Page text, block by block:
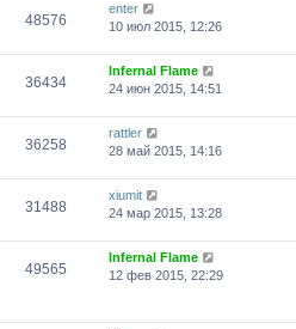
48576
enter
10 июл 2015, 12:26
36434
Infernal Flame
24 июн 2015, 14:51
36258
rattler
28 май 2015, 14:16
31488
xiumit
24 мар 2015, 13:28
49565
Infernal Flame
12 фев 2015, 22:29